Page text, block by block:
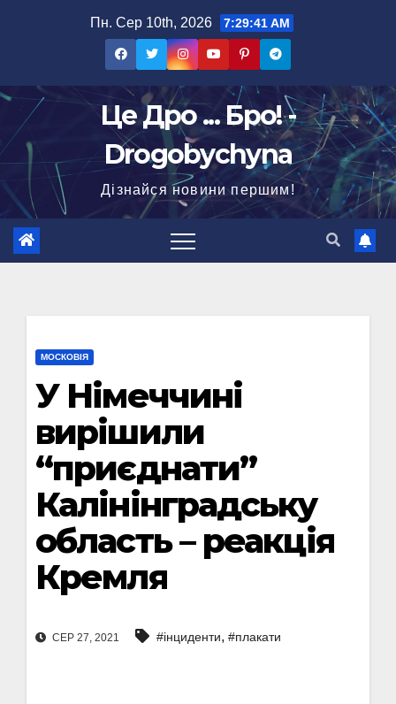
Пн. Сер 10th, 2026 7:29:41 AM
Це Дро ... Бро! -
Drogobychyna
Дізнайся новини першим!
МОСКОВІЯ
У Німеччині
вирішили
“приєднати”
Калінінградську
область – реакція
Кремля
СЕР 27, 2021 #інциденти, #плакати